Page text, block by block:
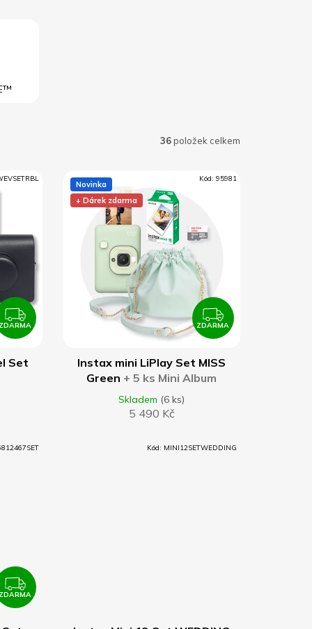
36položek celkem
Z
D
M
Set
Novinka
+ Dárek zdarma
Z
D
M
ZDARMA
Instax mini LiPlay Set MISS
Green + 5 ks Mini Album
Weave (mix barev)
Skladem (6 ks)
5 490 Kč
DO KOŠÍKU
Kód: 95981
Z
Kód: MINI12SETWEDDING